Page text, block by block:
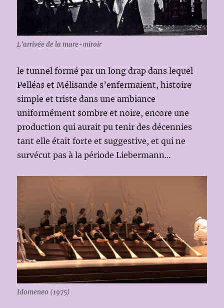
L’arrivée de la mare-miroir
le tunnel formé par un long drap dans lequel
Pelléas et Mélisande s’enfermaient, histoire
simple et triste dans une ambiance
uniformément sombre et noire, encore une
production qui aurait pu tenir des décennies
tant elle était forte et suggestive, et qui ne
survécut pas à la période Liebermann…
Idomeneo (1975)